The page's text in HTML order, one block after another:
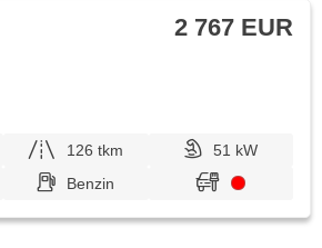
2 767 EUR
126 tkm
51 kW
Benzin